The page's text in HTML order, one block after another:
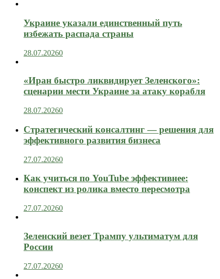
Украине указали единственный путь
избежать распада страны
28.07.20260
«Иран быстро ликвидирует Зеленского»:
сценарии мести Украине за атаку корабля
28.07.20260
Стратегический консалтинг — решения для
эффективного развития бизнеса
27.07.20260
Как учиться по YouTube эффективнее:
конспект из ролика вместо пересмотра
27.07.20260
Зеленский везет Трампу ультиматум для
России
27.07.20260